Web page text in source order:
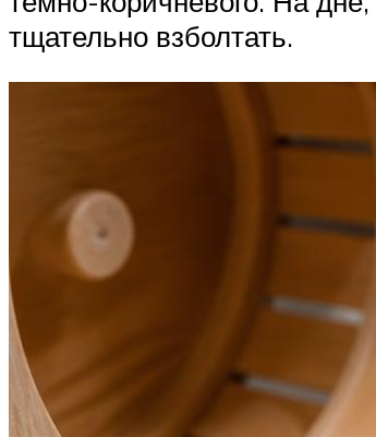
тщательно взболтать.